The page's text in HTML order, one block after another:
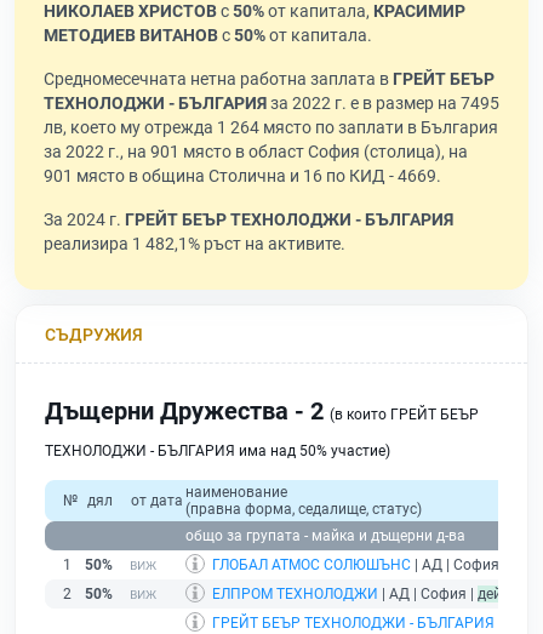
НИКОЛАЕВ ХРИСТОВс50%от капитала, КРАСИМИР
МЕТОДИЕВ ВИТАНОВс50%от капитала.
Средномесечната нетна работна заплата в ГРЕЙТ БЕЪР
ТЕХНОЛОДЖИ - БЪЛГАРИЯза 2022 г. е в размер на 7495
лв, което му отрежда 1 264 място по заплати в България
за 2022 г., на 901 място в област София (столица), на
901 място в община Столична и 16 по КИД - 4669.
За 2024 г. ГРЕЙТ БЕЪР ТЕХНОЛОДЖИ - БЪЛГАРИЯ
реализира 1 482,1% ръст на активите.
СЪДРУЖИЯ
Дъщерни Дружества - 2 (в които ГРЕЙТ БЕЪР
ТЕХНОЛОДЖИ - БЪЛГАРИЯ има над 50% участие)
№ дял от дата наименование
(правна форма, седалище, статус)
общо за групата - майка и дъщерни д-ва
1
50% ГЛОБАЛ АТМОС СОЛЮШЪНС | АД | София |
2
50% ЕЛПРОМ ТЕХНОЛОДЖИ | АД | София |
ГРЕЙТ БЕЪР ТЕХНОЛОДЖИ - БЪЛГАРИЯ